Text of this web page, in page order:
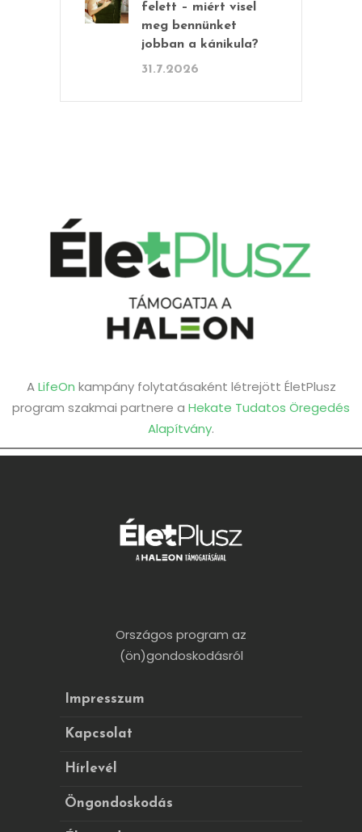
felett – miért visel
meg bennünket
jobban a kánikula?
31.7.2026
ALifeOn kampány folytatásaként létrejött ÉletPlusz
program szakmai partnere a Hekate Tudatos Öregedés
Alapítvány.
Országos program az
(ön)gondoskodásról
Impresszum
Kapcsolat
Hírlevél
Öngondoskodás